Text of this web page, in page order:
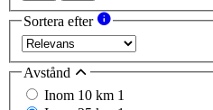
Sortera efter
Avstånd
Inom 10 km 1